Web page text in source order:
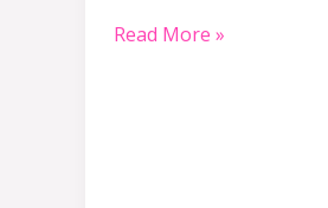
Read More »